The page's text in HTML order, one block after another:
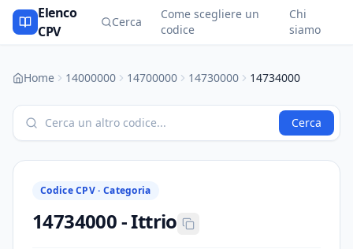
Elenco
CPV
Cerca
Come scegliere un
codice
Chi
siamo
Home 14000000 14700000 14730000 14734000
Cerca
Codice CPV · Categoria
14734000-Ittrio